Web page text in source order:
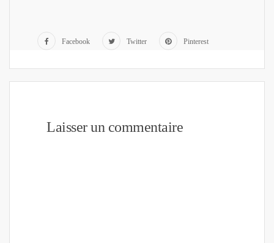
Facebook Twitter Pinterest
Laisser un commentaire